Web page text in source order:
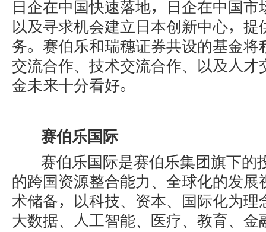
日企在中国快速落地，日企在中国市
以及寻求机会建立日本创新中心，提
务。赛伯乐和瑞穗证券共设的基金将
交流合作、技术交流合作、以及人才
金未来十分看好。
赛伯乐国际
赛伯乐国际是赛伯乐集团旗下的
的跨国资源整合能力、全球化的发展
术储备，以科技、资本、国际化为理
大数据、人工智能、医疗、教育、金